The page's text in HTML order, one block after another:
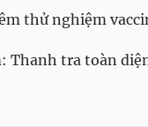
thử nghiệm
Thanh tra toàn